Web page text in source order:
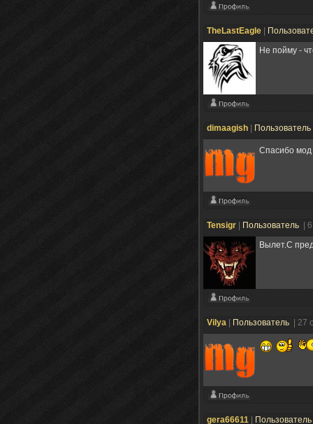
TheLastEagle
Не пойму -
dimaagish Пользователь
Спасибо
Tensigr Пользователь
|
Вылет.С
Vilya Пользователь | 27
gera66611 Пользователь